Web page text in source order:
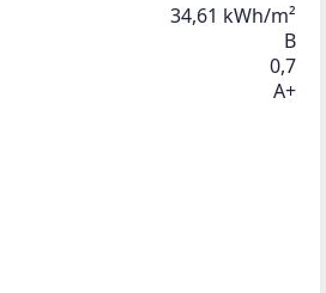
34,61 kWh/m²
B
0,7
A+